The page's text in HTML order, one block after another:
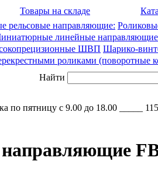
Товары на складе
рельсовые направляющие:
линейные направляющие
ШВП Шарико-
роликами (поворотные
Найти
по пятницу с 9.00 до 18.00 _____